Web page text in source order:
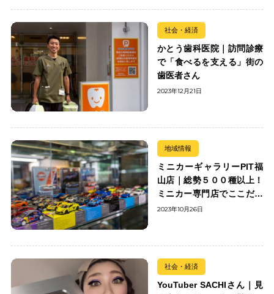
社会・経済
かとう歯科医院｜訪問診療
で「食べるを支える」街の
歯医者さん
2023年12月21日
地域情報
ミニカーギャラリーPIT福
山店｜総勢５００種以上！
ミニカー専門店でここだけ
の出会いを楽しもう
2023年10月26日
社会・経済
YouTuber SACHIさん｜見